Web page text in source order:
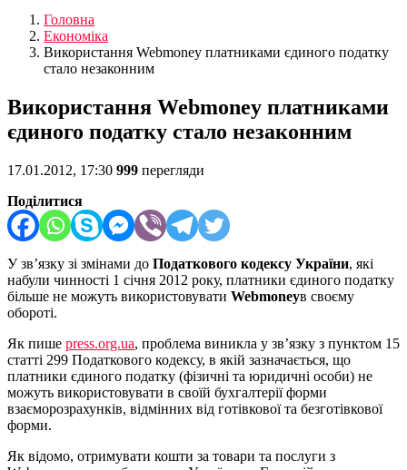
Головна
Економіка
Використання Webmoney платниками єдиного податку
стало незаконним
Використання Webmoney платниками
єдиного податку стало незаконним
17.01.2012, 17:30 999 перегляди
Поділитися
У зв’язку зі змінами до Податкового кодексу України, які
набули чинності 1 січня 2012 року, платники єдиного податку
більше не можуть використовувати Webmoneyв своєму
обороті.
Як пише press.org.ua, проблема виникла у зв’язку з пунктом 15
статті 299 Податкового кодексу, в якій зазначається, що
платники єдиного податку (фізичні та юридичні особи) не
можуть використовувати в своїй бухгалтерії форми
взаєморозрахунків, відмінних від готівкової та безготівкової
форми.
Як відомо, отримувати кошти за товари та послуги з